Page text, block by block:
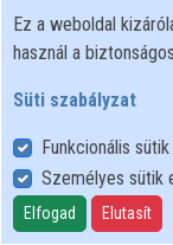
Felhasználói szabályzat
Adatkezelési tájékoztató
Süti szabályzat
Ez a weboldal
használ a
Süti szabályzat
Funkcionális
Személyes sütik
Elfogad Elutasít